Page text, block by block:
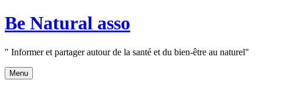
Aller
au
Be Natural asso
" Informer et partager autour de la santé et du bien-être au naturel"
Menu